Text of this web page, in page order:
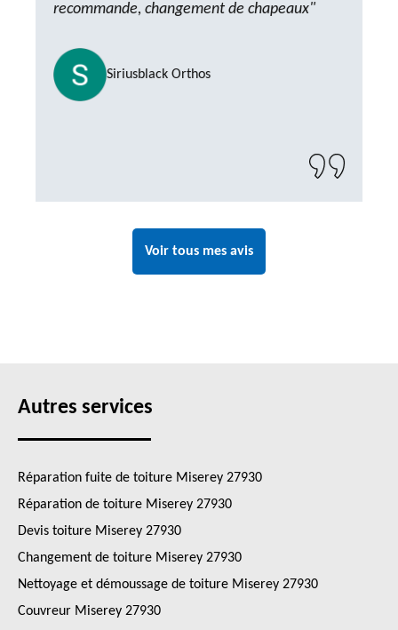
recommande, changement de chapeaux"
Siriusblack Orthos
Voir tous mes avis
Autres services
Réparation fuite de toiture Miserey 27930
Réparation de toiture Miserey 27930
Devis toiture Miserey 27930
Changement de toiture Miserey 27930
Nettoyage et démoussage de toiture Miserey 27930
Couvreur Miserey 27930